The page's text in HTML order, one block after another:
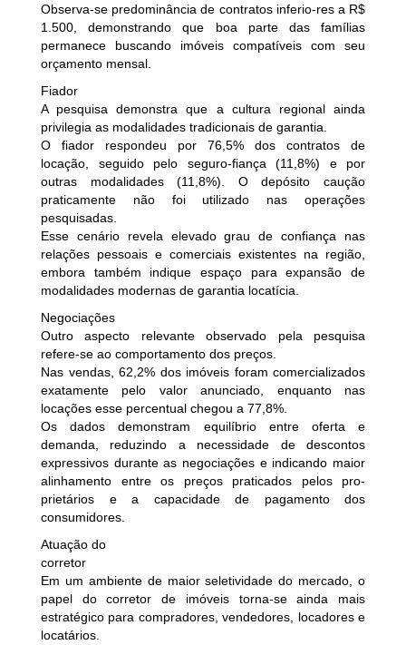
Observa-se predominância de contratos inferio-res a R$
1.500, demonstrando que boa parte das famílias
permanece buscando imóveis compatíveis com seu
orçamento mensal.
Fiador
A pesquisa demonstra que a cultura regional ainda
privilegia as modalidades tradicionais de garantia.
O fiador respondeu por 76,5% dos contratos de
locação, seguido pelo seguro-fiança (11,8%) e por
outras modalidades (11,8%). O depósito caução
praticamente não foi utilizado nas operações
pesquisadas.
Esse cenário revela elevado grau de confiança nas
relações pessoais e comerciais existentes na região,
embora também indique espaço para expansão de
modalidades modernas de garantia locatícia.
Negociações
Outro aspecto relevante observado pela pesquisa
refere-se ao comportamento dos preços.
Nas vendas, 62,2% dos imóveis foram comercializados
exatamente pelo valor anunciado, enquanto nas
locações esse percentual chegou a 77,8%.
Os dados demonstram equilíbrio entre oferta e
demanda, reduzindo a necessidade de descontos
expressivos durante as negociações e indicando maior
alinhamento entre os preços praticados pelos pro-
prietários e a capacidade de pagamento dos
consumidores.
Atuação do
corretor
Em um ambiente de maior seletividade do mercado, o
papel do corretor de imóveis torna-se ainda mais
estratégico para compradores, vendedores, locadores e
locatários.